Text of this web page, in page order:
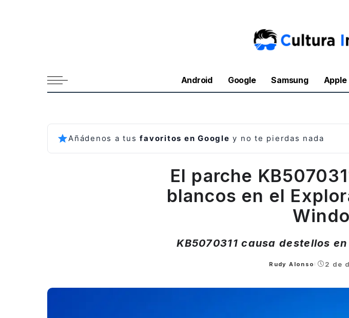
Android Google Samsung Apple
Añádenos a tusfavoritos en Google y no te pierdas nada
El parche
blancos en el
KB5070311 causa destellos
Posted
Rudy Alonso 2 de